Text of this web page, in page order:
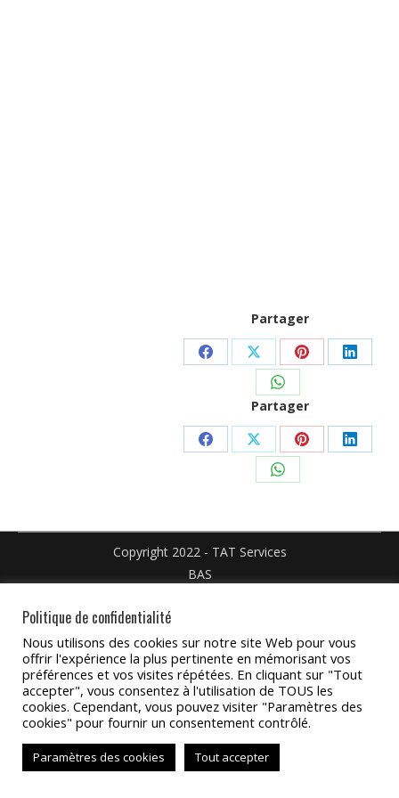
Partager
Partager
Facebook
Partager
sur
X
Partager
Pinterest
Partager
sur
WhatsApp
Partager
PartagerPartager
sur
Partager
Partager
WhatsApp
Copyright 2022 - TAT Services
BAS
Politique de confidentialité
Nous utilisons des cookies sur notre site Web pour vous
offrir l'expérience la plus pertinente en mémorisant vos
préférences et vos visites répétées. En cliquant sur "Tout
accepter", vous consentez à l'utilisation de TOUS les
cookies. Cependant, vous pouvez visiter "Paramètres des
cookies" pour fournir un consentement contrôlé.
Paramètres des cookies Tout accepter